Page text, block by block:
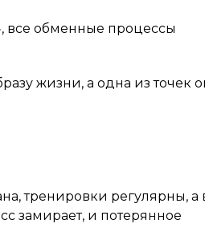
все обменные процессы
жизни, а одна из точек
тренировки регулярны, а
замирает, и потерянное